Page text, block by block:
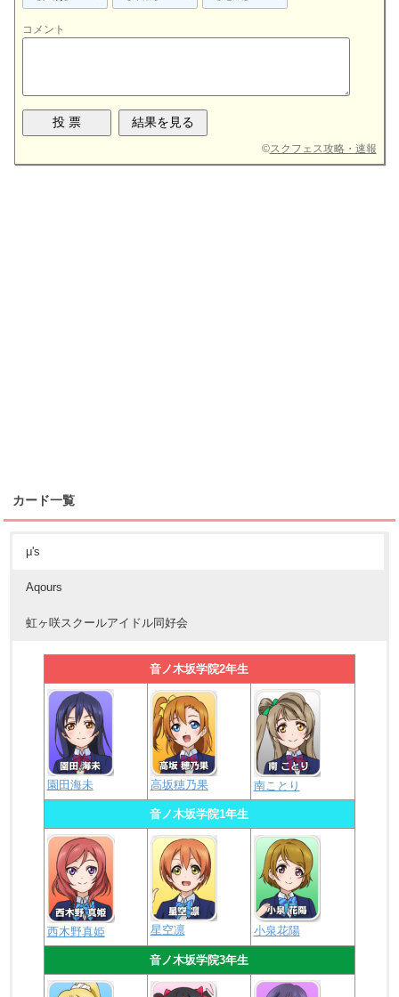
コメント
©スクフェス攻略・速報
カード一覧
μ's
Aqours
虹ヶ咲スクールアイドル同好会
音ノ木坂学院2年生
園田海未 高坂穂乃果 南ことり
音ノ木坂学院1年生
西木野真姫 星空凛 小泉花陽
音ノ木坂学院3年生